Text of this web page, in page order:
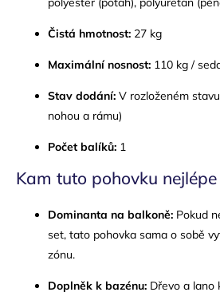
Čistá hmotnost: 27 kg
Maximální nosnost: 110 kg /
Stav dodání: V rozloženém
nohou a rámu)
Počet balíků: 1
Kam tuto pohovku
Dominanta na balkoně: Pokud
set, tato pohovka sama o sobě
zónu.
Doplněk k bazénu: Dřevo a lano